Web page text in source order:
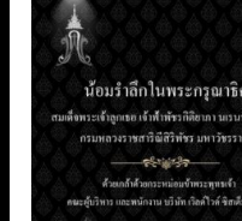
► Security
• กล้องวงจรปิดแล
• เครื่องมือวัดอุตสา
• ระบบตรวจจับแล
• ระบบสื่อสารและอิ